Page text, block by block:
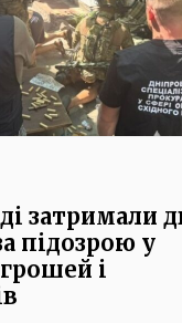
затримали
підозрою у
і